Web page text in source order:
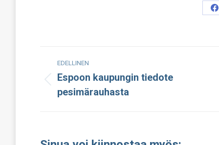
Post
navigation
EDELLINEN
Edellinen
julkaisu:
Espoon kaupungin tiedote
pesimärauhasta